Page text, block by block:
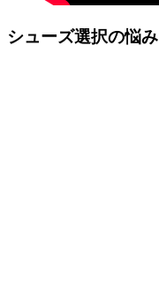
シューズ選択の悩み